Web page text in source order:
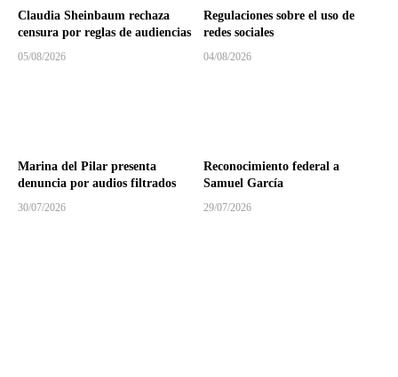
Claudia Sheinbaum rechaza
censura por reglas de audiencias
05/08/2026
Regulaciones sobre el uso de
redes sociales
04/08/2026
Marina del Pilar presenta
denuncia por audios filtrados
30/07/2026
Reconocimiento federal a
Samuel García
29/07/2026